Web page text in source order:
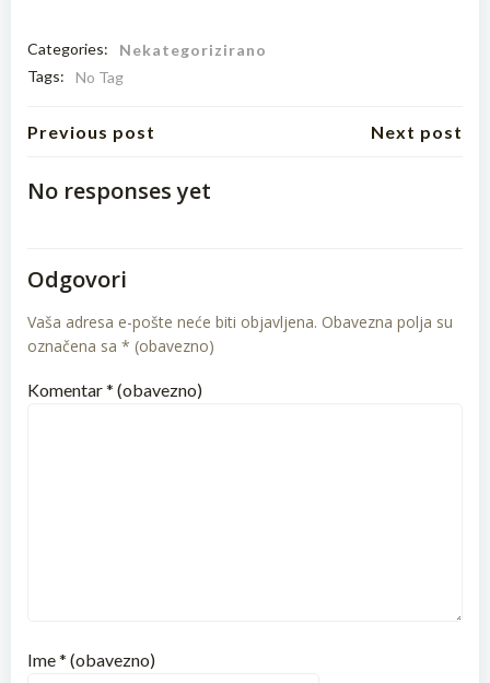
Categories:
Nekategorizirano
Tags:
No Tag
Post
navigation
Previous post Next post
No responses yet
Odgovori
Vaša adresa e-pošte neće biti objavljena. Obavezna polja su
označena sa * (obavezno)
Komentar* (obavezno)
Ime* (obavezno)